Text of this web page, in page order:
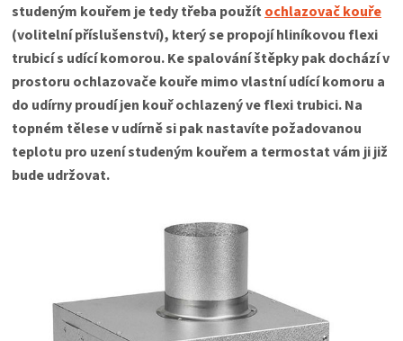
studeným kouřem je tedy třeba použítochlazovač kouře
(volitelní příslušenství), který se propojí hliníkovou flexi
trubicí s udící komorou. Ke spalování štěpky pak dochází v
prostoru ochlazovače kouře mimo vlastní udící komoru a
do udírny proudí jen kouř ochlazený ve flexi trubici. Na
topném tělese v udírně si pak nastavíte požadovanou
teplotu pro uzení studeným kouřem a termostat vám ji již
bude udržovat.